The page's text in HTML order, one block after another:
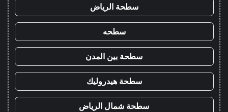
سطحة الرياض
سطحه
سطحة بين المدن
سطحة هيدروليك
سطحة شمال الرياض